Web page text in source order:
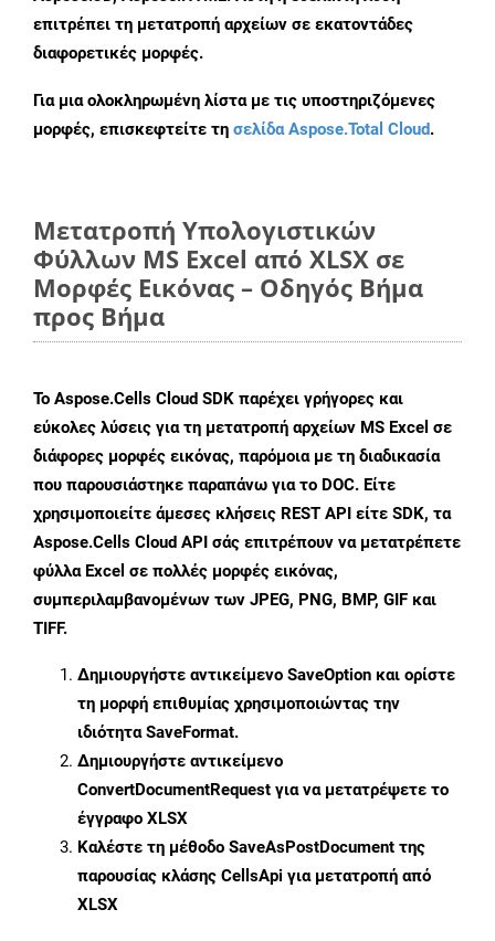
επιτρέπει τη μετατροπή αρχείων σε εκατοντάδες
διαφορετικές μορφές.
Για μια ολοκληρωμένη λίστα με τις υποστηριζόμενες
μορφές, επισκεφτείτε τη σελίδα Aspose.Total Cloud.
Μετατροπή Υπολογιστικών
Φύλλων MS Excel από XLSX σε
Μορφές Εικόνας – Οδηγός Βήμα
προς Βήμα
Το Aspose.Cells Cloud SDK παρέχει γρήγορες και
εύκολες λύσεις για τη μετατροπή αρχείων MS Excel σε
διάφορες μορφές εικόνας, παρόμοια με τη διαδικασία
που παρουσιάστηκε παραπάνω για το DOC. Είτε
χρησιμοποιείτε άμεσες κλήσεις REST API είτε SDK, τα
Aspose.Cells Cloud API σάς επιτρέπουν να μετατρέπετε
φύλλα Excel σε πολλές μορφές εικόνας,
συμπεριλαμβανομένων των JPEG, PNG, BMP, GIF και
TIFF.
Δημιουργήστε αντικείμενο SaveOption και ορίστε
τη μορφή επιθυμίας χρησιμοποιώντας την
ιδιότηταSaveFormat.
Δημιουργήστε αντικείμενο
ConvertDocumentRequest για να μετατρέψετε το
έγγραφο XLSX
Καλέστε τη μέθοδο SaveAsPostDocument της
παρουσίας κλάσης CellsApi για μετατροπή από
XLSX